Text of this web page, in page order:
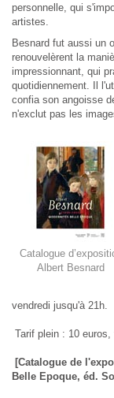
personnelle, qui
artistes.
Besnard fut aussi un
renouvelèrent la
impressionnant, qui
quotidiennement. Il
confia son angoisse
n'exclut pas les
Catalogue
Albert Besnard
vendredi jusqu'à 21h.
Tarif plein : 10
[Catalogue de
Belle Epoque, éd.